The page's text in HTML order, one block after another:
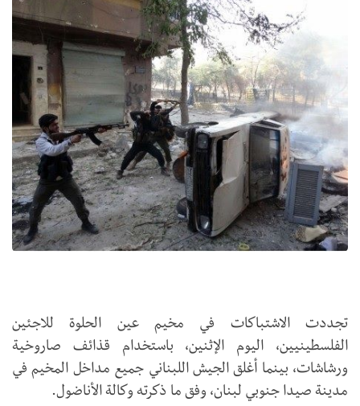
تجددت الاشتباكات في مخيم عين الحلوة للاجئين
الفلسطينيين، اليوم الإثنين، باستخدام قذائف صاروخية
ورشاشات، بينما أغلق الجيش اللبناني جميع مداخل المخيم في
مدينة صيدا جنوبي لبنان، وفق ما ذكرته وكالة الأناضول.